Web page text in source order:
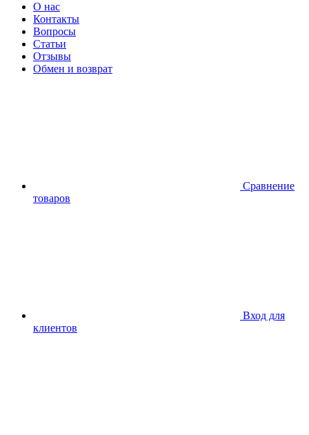
О нас
Контакты
Вопросы
Статьи
Отзывы
Обмен и возврат
Сравнение
товаров
Вход для
клиентов